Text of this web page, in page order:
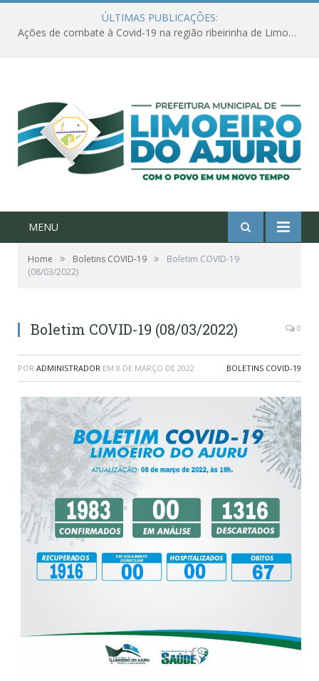
ÚLTIMAS PUBLICAÇÕES:
Ações de combate à Covid-19 na região ribeirinha de Limoeiro do Ajuru continuam
MENU
Home » Boletins COVID-19 »
Boletim COVID-19
(08/03/2022)
Boletim COVID-19 (08/03/2022) 0
POR ADMINISTRADOR EM 8 DE MARÇO DE 2022 BOLETINS COVID-19